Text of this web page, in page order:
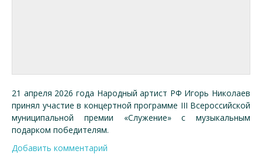
21 апреля 2026 года Народный артист РФ Игорь Николаев
принял участие в концертной программе III Всероссийской
муниципальной премии «Служение» с музыкальным
подарком победителям.
Добавить комментарий